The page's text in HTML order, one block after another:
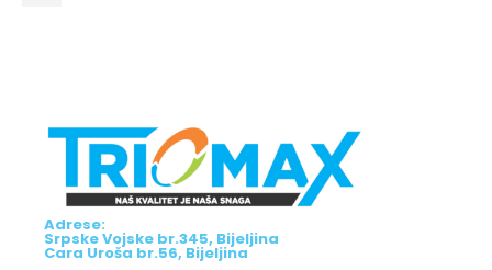
Adrese:
Srpske Vojske br.345, Bijeljina
Cara Uroša br.56, Bijeljina